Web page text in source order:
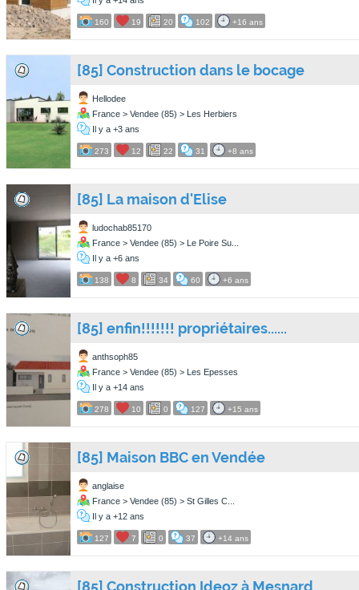
160 19 20 102 +16 ans
[85] Construction dans le bocage
Hellodee
France > Vendee (85) > Les Herbiers
Il y a +3 ans
273 12 22 31 +8 ans
[85] La maison d'Elise
ludochab85170
France > Vendee (85) > Le Poire Su...
Il y a +6 ans
138 8 34 60 +6 ans
[85] enfin!!!!!!! propriétaires......
anthsoph85
France > Vendee (85) > Les Epesses
Il y a +14 ans
278 10 0 127 +15 ans
[85] Maison BBC en Vendée
anglaise
France > Vendee (85) > St Gilles C...
Il y a +12 ans
127 7 0 37 +14 ans
[85] Construction Ideoz à Mesnard